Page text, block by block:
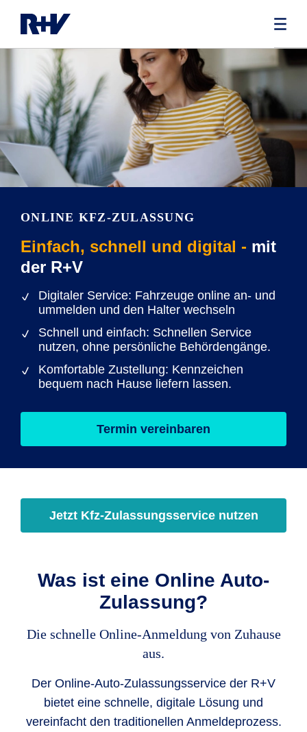
ONLINE KFZ-ZULASSUNG
Einfach, schnell und digital - mit
der R+V
Digitaler Service: Fahrzeuge online an- und
ummelden und den Halter wechseln
Schnell und einfach: Schnellen Service
nutzen, ohne persönliche Behördengänge.
Komfortable Zustellung: Kennzeichen
bequem nach Hause liefern lassen.
Termin vereinbaren
Jetzt Kfz-Zulassungsservice nutzen
Was ist eine Online Auto-
Zulassung?
Die schnelle Online-Anmeldung von Zuhause
aus.
Der Online-Auto-Zulassungsservice der R+V
bietet eine schnelle, digitale Lösung und
vereinfacht den traditionellen Anmeldeprozess.